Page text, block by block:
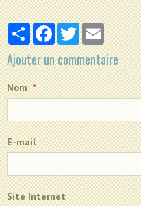
PartagerFacebookTwitterEmail
Ajouter un commentaire
Nom
E-mail
Site Internet